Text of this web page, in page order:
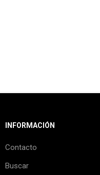
INFORMACIÓN
Contacto
Buscar